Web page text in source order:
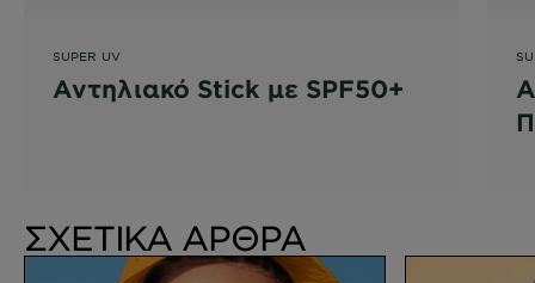
SUPER UV
Αντηλιακό Stick με SPF50+
ΣΧΕΤΙΚΑ ΑΡΘΡΑ